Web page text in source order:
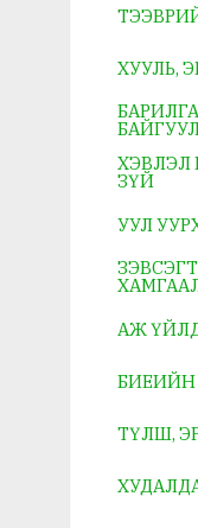
ХУУЛЬ,
ХЭВЛЭЛ
ЗҮЙ
УУЛ
АЖ
БИЕИЙН
ТҮЛШ,